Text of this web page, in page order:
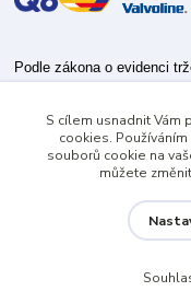
Podle zákona o evidenci
Zároveň je povinen
případě technického
S cílem usnadnit Vám
cookies.
souborů cookie na
můžete